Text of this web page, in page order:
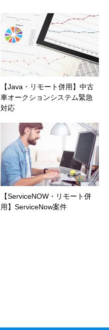
【Java・リモート併用】中古
車オークションシステム緊急
対応
【ServiceNOW・リモート併
用】ServiceNow案件